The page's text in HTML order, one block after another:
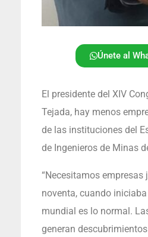
Únete al
El presidente del XIV
Tejada, hay menos
de las instituciones del
de Ingenieros de Minas
“Necesitamos
noventa, cuando
mundial es lo normal.
generan